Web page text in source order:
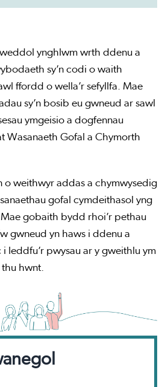
ynghlwm wrth ddenu a
sy’n codi o waith
ffordd o wella’r sefyllfa. Mae
sy’n bosib eu gwneud ar sawl
ymgeisio a dogfennau
Wasanaeth Gofal a Chymorth
weithwyr addas a chymwysedig
gofal cymdeithasol yng
gobaith bydd rhoi’r pethau
gwneud yn haws i ddenu a
leddfu’r pwysau ar y gweithlu ym
thu hwnt.